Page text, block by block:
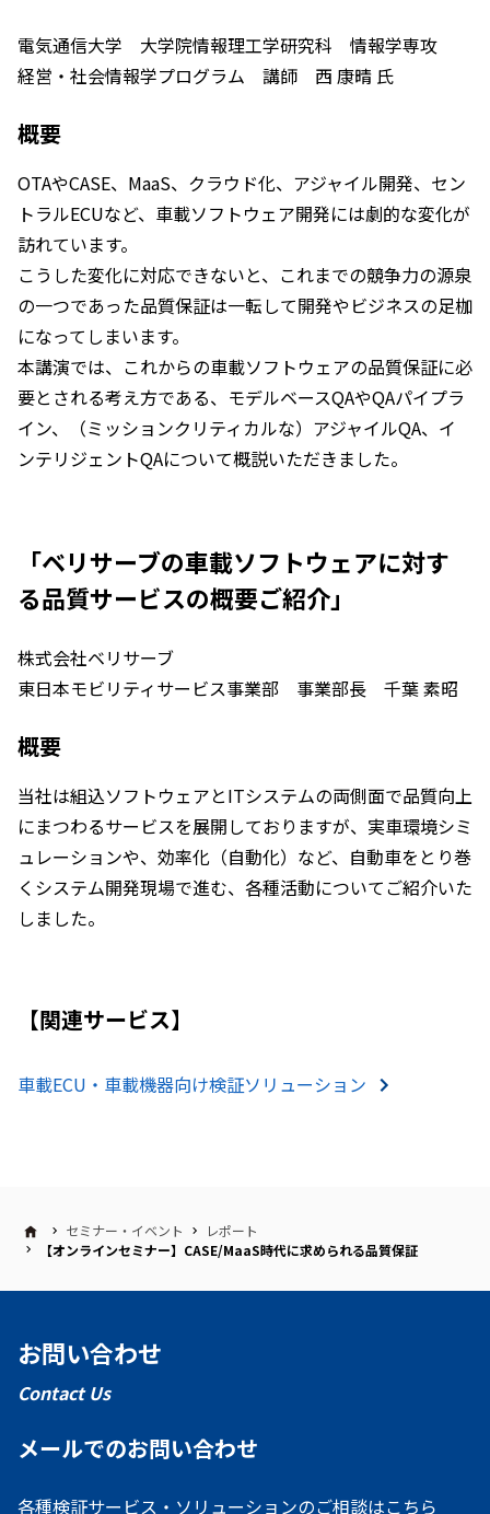
電気通信大学 大学院情報理工学研究科 情報学専攻
経営・社会情報学プログラム 講師 西 康晴 氏
概要
OTAやCASE、MaaS、クラウド化、アジャイル開発、セン
トラルECUなど、車載ソフトウェア開発には劇的な変化が
訪れています。
こうした変化に対応できないと、これまでの競争力の源泉
の一つであった品質保証は一転して開発やビジネスの足枷
になってしまいます。
本講演では、これからの車載ソフトウェアの品質保証に必
要とされる考え方である、モデルベースQAやQAパイプラ
イン、（ミッションクリティカルな）アジャイルQA、イ
ンテリジェントQAについて概説いただきました。
「ベリサーブの車載ソフトウェアに対す
る品質サービスの概要ご紹介」
株式会社ベリサーブ
東日本モビリティサービス事業部 事業部長 千葉 素昭
概要
当社は組込ソフトウェアとITシステムの両側面で品質向上
にまつわるサービスを展開しておりますが、実車環境シミ
ュレーションや、効率化（自動化）など、自動車をとり巻
くシステム開発現場で進む、各種活動についてご紹介いた
しました。
【関連サービス】
車載ECU・車載機器向け検証ソリューション
セミナー・イベント
レポート
【オンラインセミナー】CASE/MaaS時代に求められる品質保証
お問い合わせ
Contact Us
メールでのお問い合わせ
各種検証サービス・ソリューションのご相談はこちら